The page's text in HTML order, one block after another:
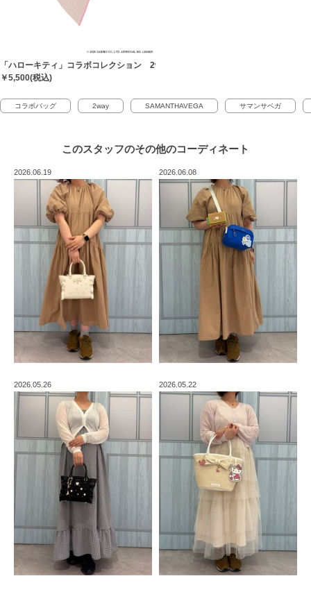
「ハローキティ」コラボコレクション 2wayバッグチャーム
￥5,500(税込)
コラボバッグ 2way SAMANTHAVEGA サマンサベガ
このスタッフのその他のコーディネート
2026.06.19 2026.06.08
2026.05.26 2026.05.22